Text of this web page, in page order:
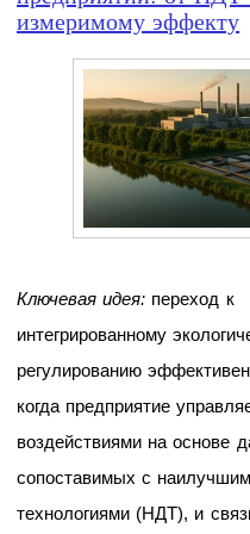
измеримому эффекту
Ключевая идея: переход к
интегрированному
регулированию
когда предприятие
воздействиями на основе
сопоставимых с
технологиями (НДТ), и